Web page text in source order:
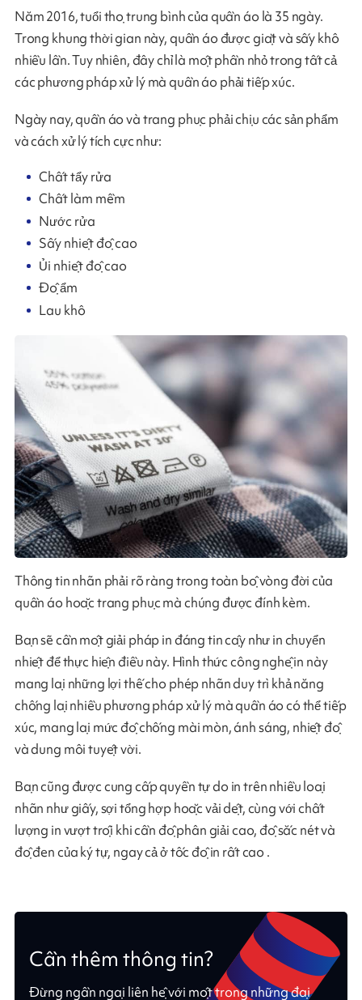
Năm 2016, tuổi thọ trung bình của quần áo là 35 ngày.
Trong khung thời gian này, quần áo được giặt và sấy khô
nhiều lần. Tuy nhiên, đây chỉ là một phần nhỏ trong tất cả
các phương pháp xử lý mà quần áo phải tiếp xúc.
Ngày nay, quần áo và trang phục phải chịu các sản phẩm
và cách xử lý tích cực như:
Chất tẩy rửa
Chất làm mềm
Nước rửa
Sấy nhiệt độ cao
Ủi nhiệt độ cao
Độ ẩm
Lau khô
Thông tin nhãn phải rõ ràng trong toàn bộ vòng đời của
quần áo hoặc trang phục mà chúng được đính kèm.
Bạn sẽ cần một giải pháp in đáng tin cậy như in chuyển
nhiệt để thực hiện điều này. Hình thức công nghệ in này
mang lại những lợi thế cho phép nhãn duy trì khả năng
chống lại nhiều phương pháp xử lý mà quần áo có thể tiếp
xúc, mang lại mức độ chống mài mòn, ánh sáng, nhiệt độ
và dung môi tuyệt vời.
Bạn cũng được cung cấp quyền tự do in trên nhiều loại
nhãn như giấy, sợi tổng hợp hoặc vải dệt, cùng với chất
lượng in vượt trội khi cần độ phân giải cao, độ sắc nét và
độ đen của ký tự, ngay cả ở tốc độ in rất cao .
Cần thêm thông tin?
Đừng ngần ngại liên hệ với một trong những đại